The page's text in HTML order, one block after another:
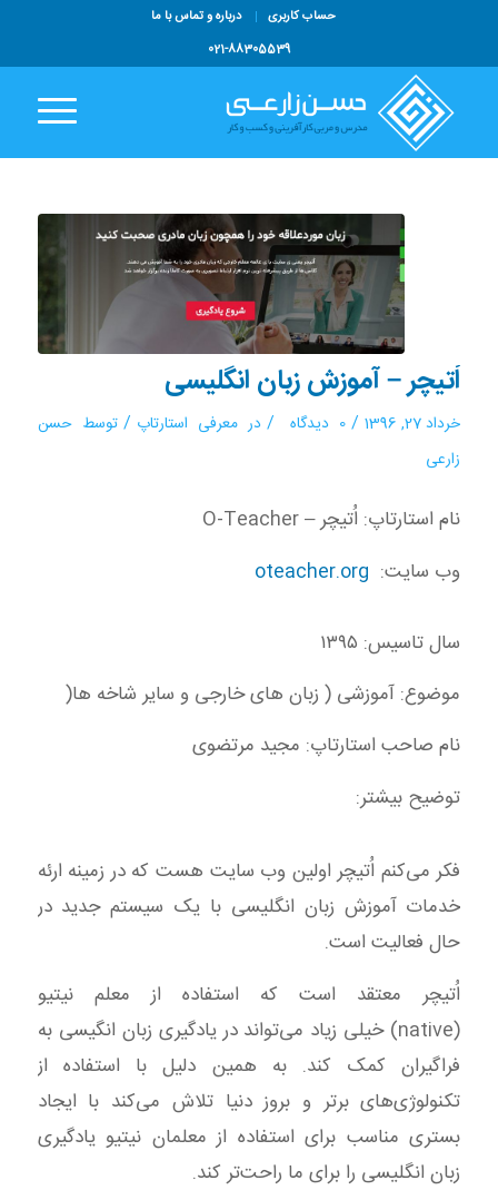
حساب کاربری
درباره و تماس با ما
021-88305539
اُتیچر – آموزش زبان انگلیسی
خرداد 27, 1396 / 0 دیدگاه / درمعرفی استارتاپ / توسطحسن
زارعی
نام استارتاپ: اُتیچر – O-Teacher
وب سایت: oteacher.org
سال تاسیس: ۱۳۹۵
موضوع: آموزشی ( زبان های خارجی و سایر شاخه ها(
نام صاحب استارتاپ: مجید مرتضوی
توضیح بیشتر:
فکر می‌کنم اُتیچر اولین وب سایت هست که در زمینه ارئه
خدمات آموزش زبان انگلیسی با یک سیستم جدید در
حال فعالیت است.
اُتیچر معتقد است که استفاده از معلم نیتیو
(native) خیلی زیاد می‌تواند در یادگیری زبان انگیسی به
فراگیران کمک کند. به همین دلیل با استفاده از
تکنولوژی‌های برتر و بروز دنیا تلاش می‌کند با ایجاد
بستری مناسب برای استفاده از معلمان نیتیو یادگیری
زبان انگلیسی را برای ما راحت‌تر کند.